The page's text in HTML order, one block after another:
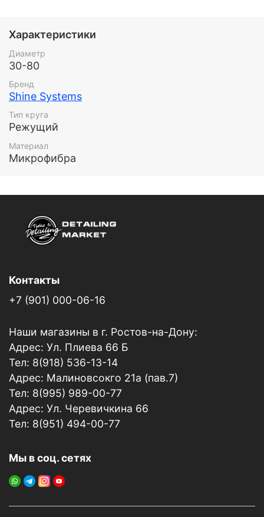
Характеристики
Диаметр
30-80
Бренд
Shine Systems
Тип круга
Режущий
Материал
Микрофибра
Контакты
+7 (901) 000-06-16
Наши магазины в г. Ростов-на-Дону:
Адрес: Ул. Плиева 66 Б
Тел: 8(918) 536-13-14
Адрес: Малиновсокго 21а (пав.7)
Тел: 8(995) 989-00-77
Адрес: Ул. Черевичкина 66
Тел: 8(951) 494-00-77
Мы в соц. сетях